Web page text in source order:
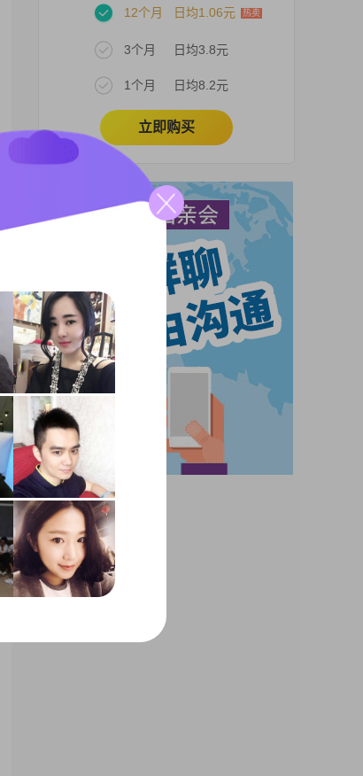
12个月 日均1.06元
3个月 日均3.8元
1个月 日均8.2元
立即购买